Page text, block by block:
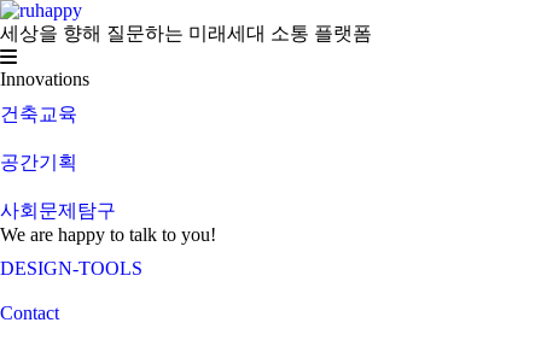
세상을 향해 질문하는 미래세대 소통 플랫폼
Innovations
건축교육
공간기획
사회문제탐구
We are happy to talk to you!
DESIGN-TOOLS
Contact